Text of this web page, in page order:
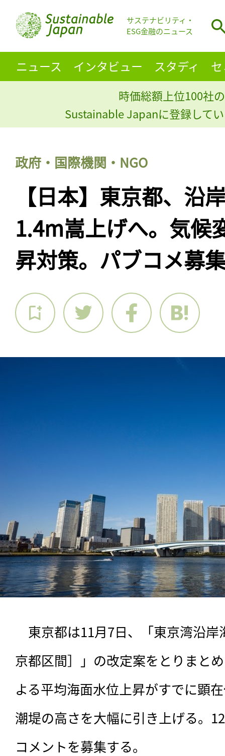
サステナビリティ・
ESG金融のニュース
ニュース インタビュー スタディ
時価総額上位100社
Sustainable Japanに登録して
政府・国際機関・NGO
【日本】東京都、沿
1.4m嵩上げへ。気候
昇対策。パブコメ募
東京都は11月7日、「東京湾沿岸
京都区間］」の改定案をとりまと
よる平均海面水位上昇がすでに顕
潮堤の高さを大幅に引き上げる。
コメントを募集する。